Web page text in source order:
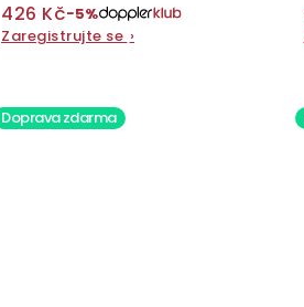
426 Kč−5%
Zaregistrujte se ›
Doprava zdarma